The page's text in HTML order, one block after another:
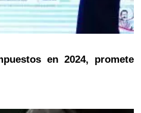
en 2024, promete